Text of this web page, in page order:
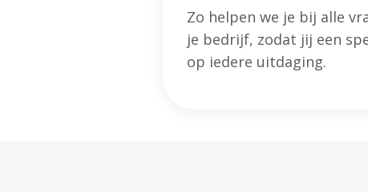
Zo helpen we je bij alle
je bedrijf, zodat jij een
op iedere uitdaging.